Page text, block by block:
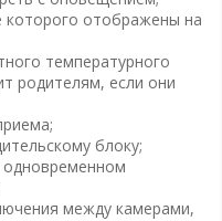
отображены на
температурного
родителям, если они
блоку;
одновременном
между камерами,